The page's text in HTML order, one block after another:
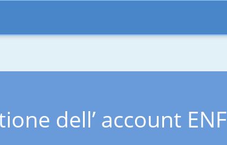
dell’ account ENF